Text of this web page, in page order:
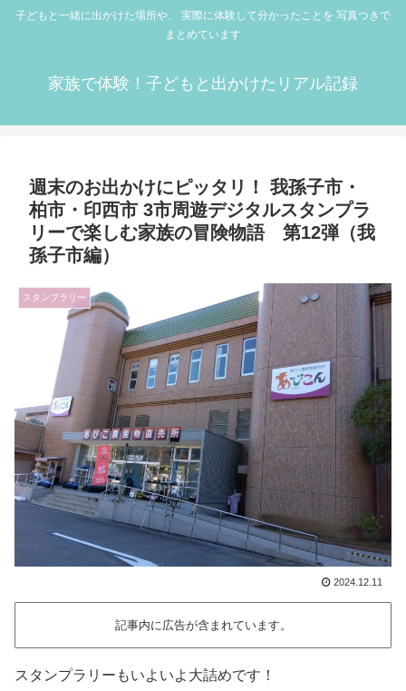
子どもと一緒に出かけた場所や、 実際に体験して分かったことを 写真つきで
まとめています
家族で体験！子どもと出かけたリアル記録
週末のお出かけにピッタリ！ 我孫子市・
柏市・印西市 3市周遊デジタルスタンプラ
リーで楽しむ家族の冒険物語 第12弾（我
孫子市編）
スタンプラリー
2024.12.11
記事内に広告が含まれています。
スタンプラリーもいよいよ大詰めです！